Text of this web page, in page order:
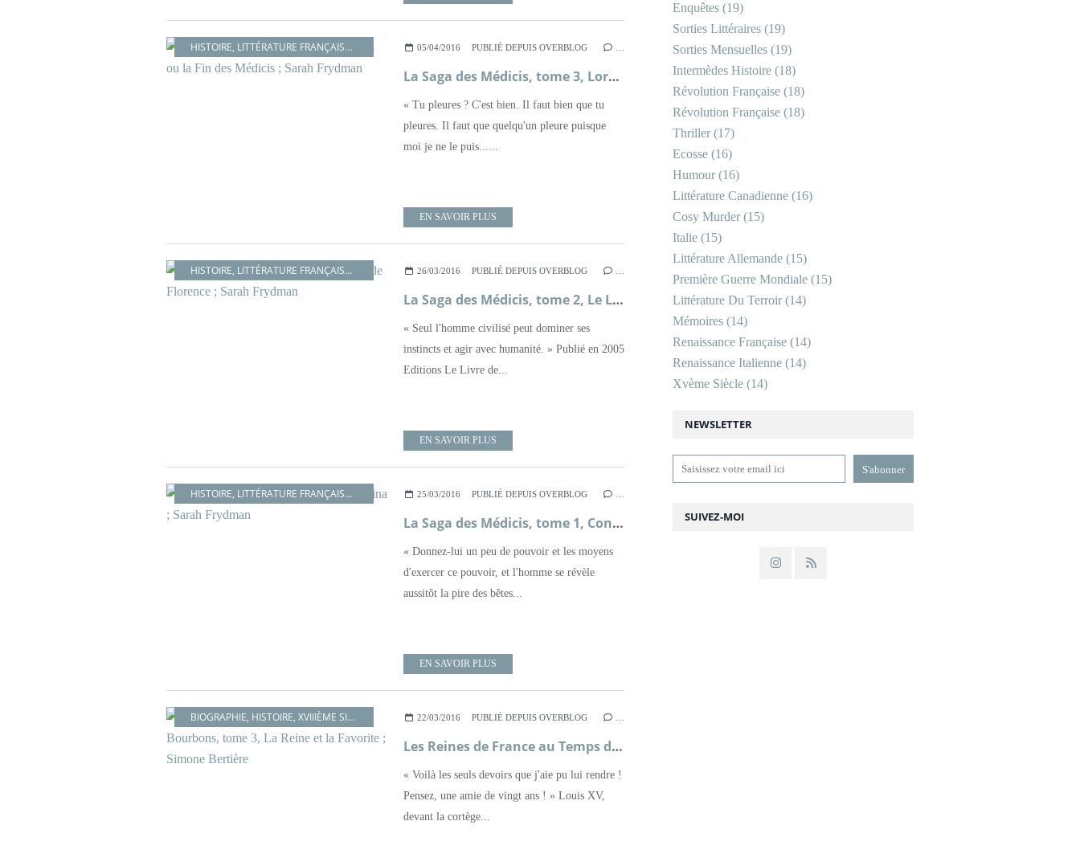
HISTOIRE, LITTÉRATURE FRANÇAISE , RENAISSANCE ITALIENNE ,ROMAN,ROMANCE
05/04/2016 PUBLIÉ DEPUIS OVERBLOG
La Saga des Médicis, tome 3, Lorenzo ou la Fin des Médicis ; Sarah Frydman
« Tu pleures ? C'est bien. Il faut bien que tu
pleures. Il faut que quelqu'un pleure puisque
moi je ne le puis......
EN SAVOIR PLUS
HISTOIRE, LITTÉRATURE FRANÇAISE , RENAISSANCE ITALIENNE ,ROMAN,ROMANCE
26/03/2016 PUBLIÉ DEPUIS OVERBLOG
La Saga des Médicis, tome 2, Le Lys de Florence ; Sarah Frydman
« Seul l'homme civilisé peut dominer ses
instincts et agir avec humanité. » Publié en 2005
Editions Le Livre de...
EN SAVOIR PLUS
HISTOIRE, LITTÉRATURE FRANÇAISE , RENAISSANCE ITALIENNE ,ROMAN,ROMANCE
25/03/2016 PUBLIÉ DEPUIS OVERBLOG
La Saga des Médicis, tome 1, Contessina ; Sarah Frydman
« Donnez-lui un peu de pouvoir et les moyens
d'exercer ce pouvoir, et l'homme se révèle
aussitôt la pire des bêtes...
EN SAVOIR PLUS
BIOGRAPHIE, HISTOIRE, XVIIIÈME SIÈCLE 22/03/2016 PUBLIÉ DEPUIS OVERBLOG
Les Reines de France au Temps des Bourbons, tome 3, La Reine et la Favorite ; Simone Bertière
« Voilà les seuls devoirs que j'aie pu lui rendre !
Pensez, une amie de vingt ans ! » Louis XV,
devant la cortège...
NEWSLETTER
SUIVEZ-MOI
Enquêtes (19)
Sorties Littéraires (19)
Sorties Mensuelles (19)
Intermèdes Histoire (18)
Révolution Française (18)
Révolution Française (18)
Thriller(17)
Ecosse (16)
Humour(16)
Littérature Canadienne (16)
Cosy Murder(15)
Italie (15)
Littérature Allemande (15)
Première Guerre Mondiale (15)
Littérature Du Terroir(14)
Mémoires (14)
Renaissance Française (14)
Renaissance Italienne (14)
Xvème Siècle (14)